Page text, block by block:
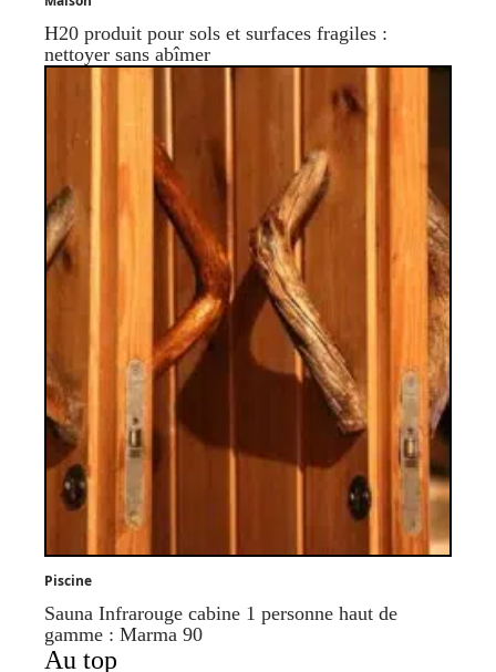
H20 produit pour sols et surfaces fragiles :
nettoyer sans abîmer
Piscine
Sauna Infrarouge cabine 1 personne haut de
gamme : Marma 90
Au top